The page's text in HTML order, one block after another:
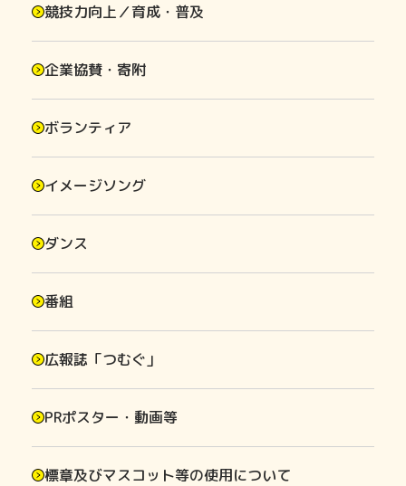
競技力向上／育成・普及
企業協賛・寄附
ボランティア
イメージソング
ダンス
番組
広報誌「つむぐ」
PRポスター・動画等
標章及びマスコット等の使用について